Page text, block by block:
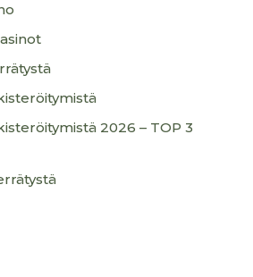
2026 – TOP 3